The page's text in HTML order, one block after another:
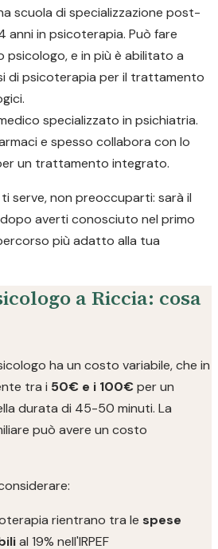
scuola di specializzazione post-
anni in psicoterapia. Può fare
e in più è abilitato a
di psicoterapia per il trattamento
specializzato in psichiatria.
e spesso collabora con lo
un trattamento integrato.
serve, non preoccuparti: sarà il
averti conosciuto nel primo
più adatto alla tua
a Riccia: cosa
ha un costo variabile, che in
tra i 50€ e i 100€ per un
durata di 45-50 minuti. La
può avere un costo
rientrano tra le spese
al 19% nell'IRPEF